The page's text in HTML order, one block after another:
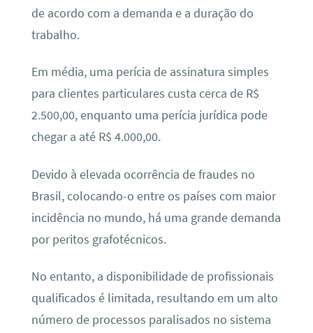
de acordo com a demanda e a duração do
trabalho.
Em média, uma perícia de assinatura simples
para clientes particulares custa cerca de R$
2.500,00, enquanto uma perícia jurídica pode
chegar a até R$ 4.000,00.
Devido à elevada ocorrência de fraudes no
Brasil, colocando-o entre os países com maior
incidência no mundo, há uma grande demanda
por peritos grafotécnicos.
No entanto, a disponibilidade de profissionais
qualificados é limitada, resultando em um alto
número de processos paralisados no sistema